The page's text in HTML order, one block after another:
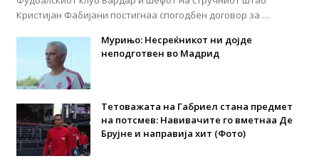
Кристијан Фабијани постигнаа спогодбен договор за …
Мурињо: Несреќникот ни дојде
неподготвен во Мадрид
Тетоважата на Габриел стана предмет
на потсмев: Навивачите го вметнаа Де
Брујне и направија хит (Фото)